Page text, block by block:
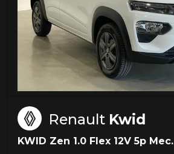
Renault Kwid
KWID Zen 1.0 Flex 12V 5p Mec.